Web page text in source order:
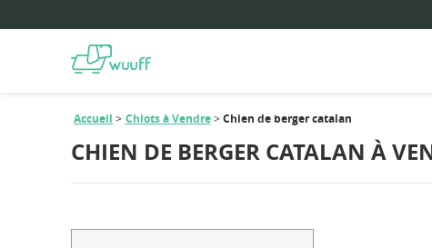
Accueil Chiots à Vendre Chien de berger catalan
CHIEN DE BERGER CATALAN À